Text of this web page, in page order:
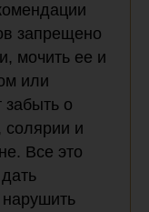
запрещено
мочить ее и
или
о
солярии и
Все это